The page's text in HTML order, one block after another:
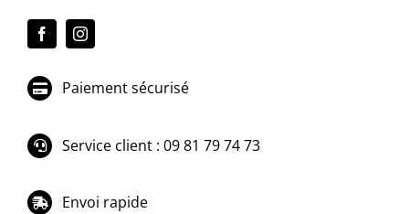
Paiement sécurisé
Service client : 09 81 79 74 73
Envoi rapide